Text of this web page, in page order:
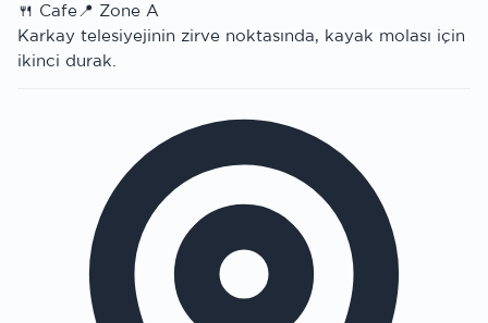
🍴 Cafe📍 Zone A
Karkay telesiyejinin zirve noktasında, kayak molası için
ikinci durak.